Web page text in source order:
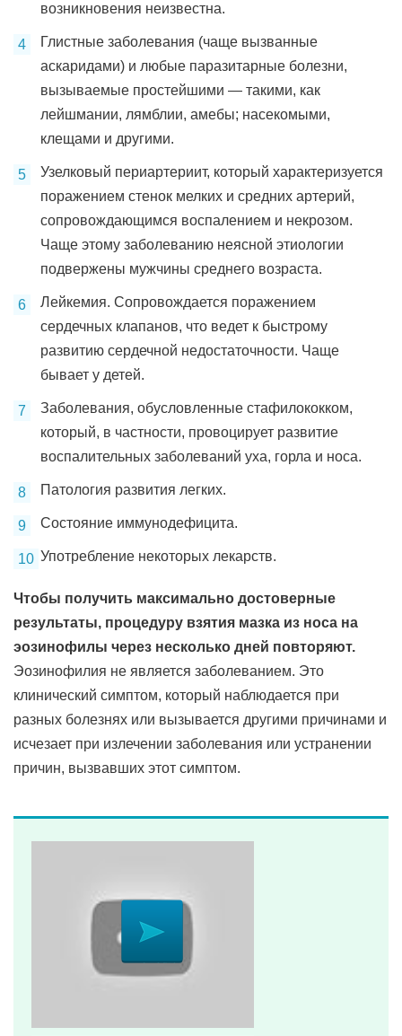
возникновения неизвестна.
Глистные заболевания (чаще вызванные
аскаридами) и любые паразитарные болезни,
вызываемые простейшими — такими, как
лейшмании, лямблии, амебы; насекомыми,
клещами и другими.
Узелковый периартериит, который характеризуется
поражением стенок мелких и средних артерий,
сопровождающимся воспалением и некрозом.
Чаще этому заболеванию неясной этиологии
подвержены мужчины среднего возраста.
Лейкемия. Сопровождается поражением
сердечных клапанов, что ведет к быстрому
развитию сердечной недостаточности. Чаще
бывает у детей.
Заболевания, обусловленные стафилококком,
который, в частности, провоцирует развитие
воспалительных заболеваний уха, горла и носа.
Патология развития легких.
Состояние иммунодефицита.
Употребление некоторых лекарств.
Чтобы получить максимально достоверные
результаты, процедуру взятия мазка из носа на
эозинофилы через несколько дней повторяют.
Эозинофилия не является заболеванием. Это
клинический симптом, который наблюдается при
разных болезнях или вызывается другими причинами и
исчезает при излечении заболевания или устранении
причин, вызвавших этот симптом.